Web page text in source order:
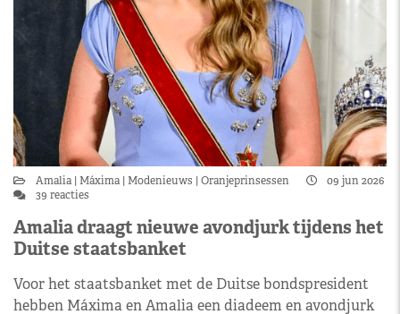
Amalia Máxima Modenieuws Oranjeprinsessen
09 jun 2026
39 reacties
Amalia draagt nieuwe avondjurk tijdens het
Duitse staatsbanket
Voor het staatsbanket met de Duitse bondspresident
hebben Máxima en Amalia een diadeem en avondjurk